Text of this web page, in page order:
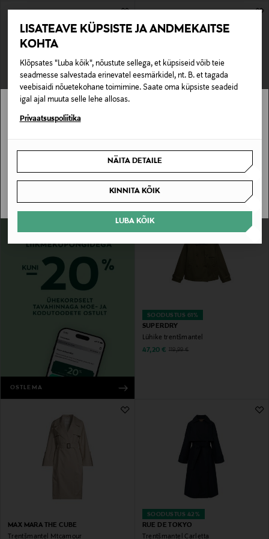
LISATEAVE KÜPSISTE JA ANDMEKAITSE
KOHTA
Klõpsates "Luba kõik", nõustute sellega, et küpsiseid võib teie
seadmesse salvestada erinevatel eesmärkidel, nt. B. et tagada
veebisaidi nõuetekohane toimimine. Saate oma küpsiste seadeid
igal ajal muuta selle lehe allosas.
Privaatsuspoliitika
NÄITA DETAILE
KINNITA KÕIK
LUBA KÕIK
EELIS KUPONGIGA
Original Price
629,90 €
Original Price
459,90 €
OSTLEMA
SOODUSTUS 61%
SUPERDRY
Lühike trentšmantel
Discounted Price
47,20 € Original Price
119,99 €
MAX MARA THE CUBE
Trentšmantel Mtcamour
SOODUSTUS 42%
RUE DE TOKYO
Trentšmantel Carletta
Stockmann pole Sinu riigis saadaval.
SAAN ARU